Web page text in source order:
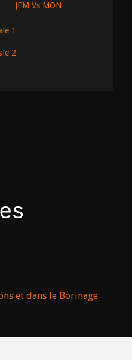
JEM Vs MON
1
2
et dans le Borinage